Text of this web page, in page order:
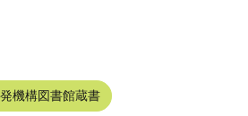
機構図書館蔵書